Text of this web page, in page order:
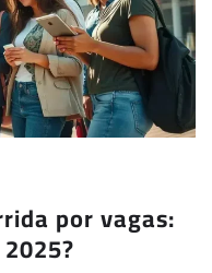
por vagas: